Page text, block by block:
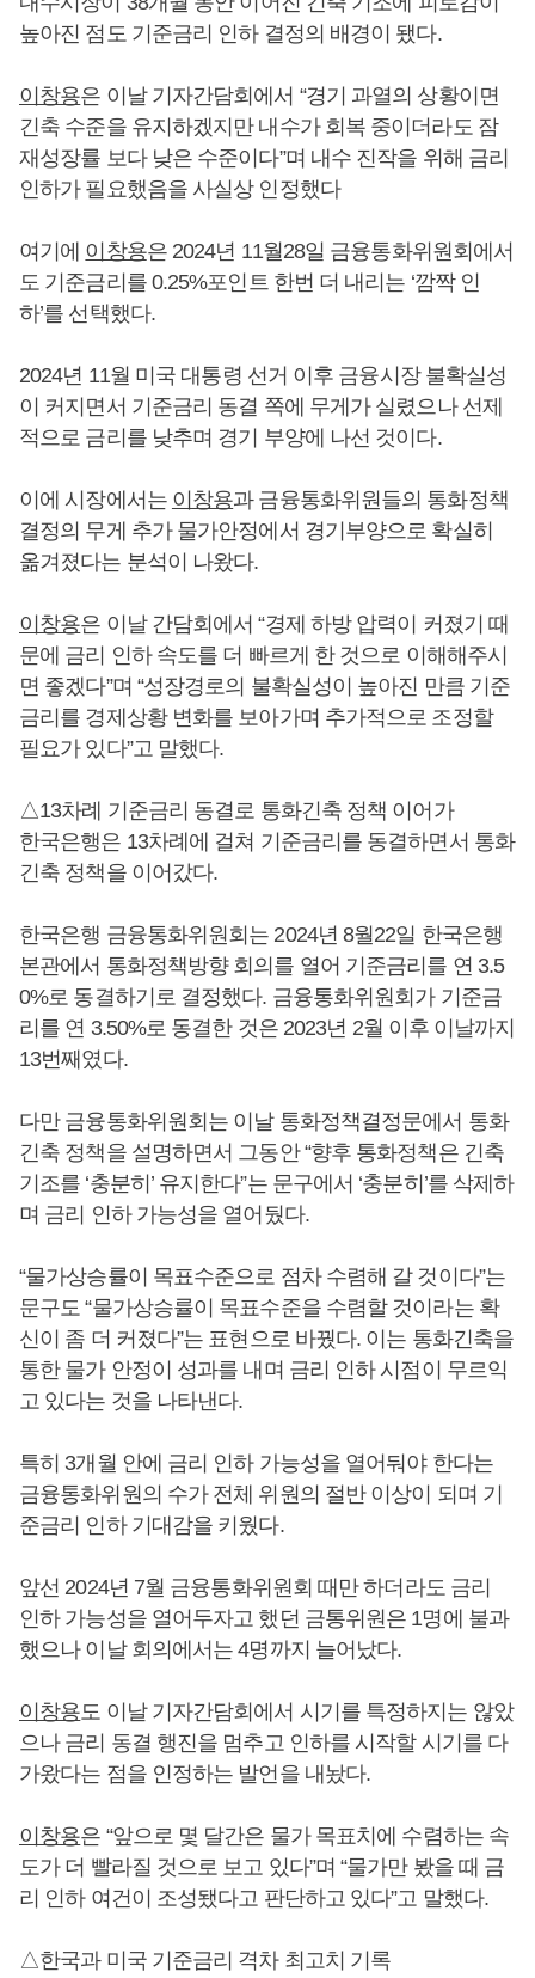
높아진 점도 기준금리 인하 결정의 배경이 됐다.
이창용은 이날 기자간담회에서 “경기 과열의 상황이면
긴축 수준을 유지하겠지만 내수가 회복 중이더라도 잠
재성장률 보다 낮은 수준이다”며 내수 진작을 위해 금리
인하가 필요했음을 사실상 인정했다
여기에 이창용은 2024년 11월28일 금융통화위원회에서
도 기준금리를 0.25%포인트 한번 더 내리는 ‘깜짝 인
하’를 선택했다.
2024년 11월 미국 대통령 선거 이후 금융시장 불확실성
이 커지면서 기준금리 동결 쪽에 무게가 실렸으나 선제
적으로 금리를 낮추며 경기 부양에 나선 것이다.
이에 시장에서는 이창용과 금융통화위원들의 통화정책
결정의 무게 추가 물가안정에서 경기부양으로 확실히
옮겨졌다는 분석이 나왔다.
이창용은 이날 간담회에서 “경제 하방 압력이 커졌기 때
문에 금리 인하 속도를 더 빠르게 한 것으로 이해해주시
면 좋겠다”며 “성장경로의 불확실성이 높아진 만큼 기준
금리를 경제상황 변화를 보아가며 추가적으로 조정할
필요가 있다”고 말했다.
△13차례 기준금리 동결로 통화긴축 정책 이어가
한국은행은 13차례에 걸쳐 기준금리를 동결하면서 통화
긴축 정책을 이어갔다.
한국은행 금융통화위원회는 2024년 8월22일 한국은행
본관에서 통화정책방향 회의를 열어 기준금리를 연 3.5
0%로 동결하기로 결정했다. 금융통화위원회가 기준금
리를 연 3.50%로 동결한 것은 2023년 2월 이후 이날까지
13번째였다.
다만 금융통화위원회는 이날 통화정책결정문에서 통화
긴축 정책을 설명하면서 그동안 “향후 통화정책은 긴축
기조를 ‘충분히’ 유지한다”는 문구에서 ‘충분히’를 삭제하
며 금리 인하 가능성을 열어뒀다.
“물가상승률이 목표수준으로 점차 수렴해 갈 것이다”는
문구도 “물가상승률이 목표수준을 수렴할 것이라는 확
신이 좀 더 커졌다”는 표현으로 바꿨다. 이는 통화긴축을
통한 물가 안정이 성과를 내며 금리 인하 시점이 무르익
고 있다는 것을 나타낸다.
특히 3개월 안에 금리 인하 가능성을 열어둬야 한다는
금융통화위원의 수가 전체 위원의 절반 이상이 되며 기
준금리 인하 기대감을 키웠다.
앞선 2024년 7월 금융통화위원회 때만 하더라도 금리
인하 가능성을 열어두자고 했던 금통위원은 1명에 불과
했으나 이날 회의에서는 4명까지 늘어났다.
이창용도 이날 기자간담회에서 시기를 특정하지는 않았
으나 금리 동결 행진을 멈추고 인하를 시작할 시기를 다
가왔다는 점을 인정하는 발언을 내놨다.
이창용은 “앞으로 몇 달간은 물가 목표치에 수렴하는 속
도가 더 빨라질 것으로 보고 있다”며 “물가만 봤을 때 금
리 인하 여건이 조성됐다고 판단하고 있다”고 말했다.
△한국과 미국 기준금리 격차 최고치 기록